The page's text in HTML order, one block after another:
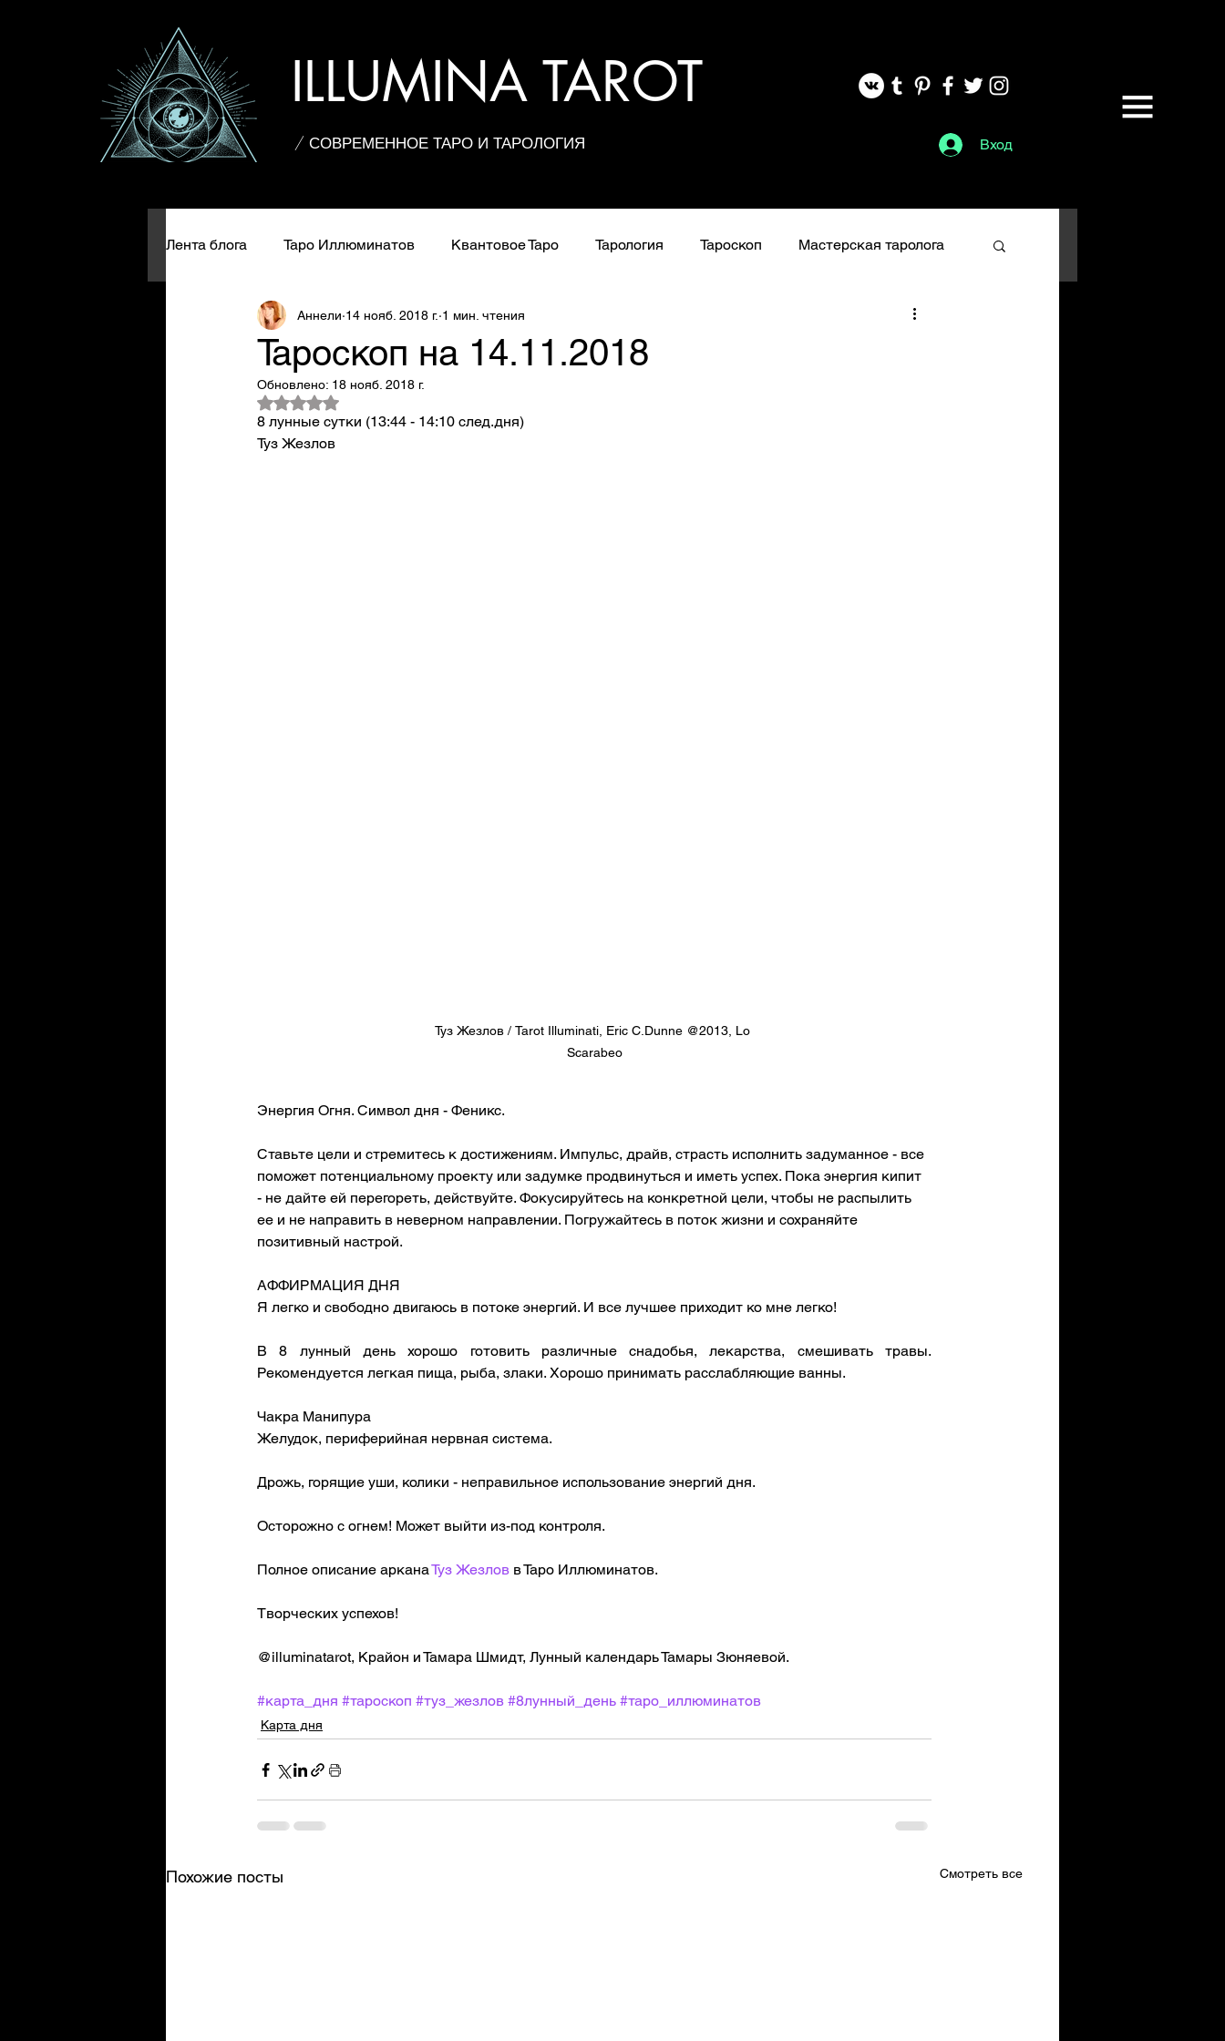
/ СОВРЕМЕННОЕ ТАРО И ТАРОЛОГИЯ Вход
Лента блога Таро Иллюминатов Квантовое Таро Тарология Тароскоп Мастерская таролога
Карта дня Колоды Таро Расклады
История Таро Практики
Тароскоп на 14.11.2018
Аннели 14 нояб. 2018 г. 1 мин. чтения
Обновлено: 18 нояб. 2018 г.
Оценка: не число из 5 звезд.
8 лунные сутки (13:44 - 14:10 след.дня)
Туз Жезлов
Туз Жезлов / Tarot Illuminati, Eric C.Dunne @2013, Lo
Scarabeo
Энергия Огня. Символ дня - Феникс.
Ставьте цели и стремитесь к достижениям. Импульс, драйв, страсть исполнить задуманное - все
поможет потенциальному проекту или задумке продвинуться и иметь успех. Пока энергия кипит
- не дайте ей перегореть, действуйте. Фокусируйтесь на конкретной цели, чтобы не распылить
ее и не направить в неверном направлении. Погружайтесь в поток жизни и сохраняйте
позитивный настрой.
АФФИРМАЦИЯ ДНЯ
Я легко и свободно двигаюсь в потоке энергий. И все лучшее приходит ко мне легко!
В 8 лунный день хорошо готовить различные снадобья, лекарства, смешивать травы.
Рекомендуется легкая пища, рыба, злаки. Хорошо принимать расслабляющие ванны.
Чакра Манипура
Желудок, периферийная нервная система.
Дрожь, горящие уши, колики - неправильное использование энергий дня.
Осторожно с огнем! Может выйти из-под контроля.
Полное описание аркана Туз Жезлов в Таро Иллюминатов.
Творческих успехов!
@illuminatarot, Крайон и Тамара Шмидт, Лунный календарь Тамары Зюняевой.
#карта_дня #тароскоп #туз_жезлов #8лунный_день #таро_иллюминатов
Карта дня
Похожие посты Смотреть все
ILLUMINA TAROT